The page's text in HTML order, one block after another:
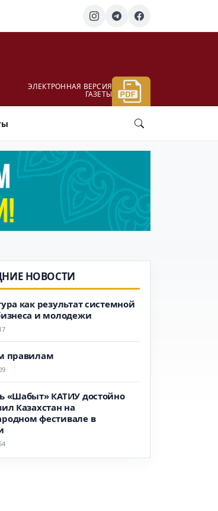
ЭЛЕКТРОННАЯ ВЕРСИЯ
ГАЗЕТЫ
НОВОСТИ
как результат системной
и молодежи
правилам
«Шабыт» КАТИУ достойно
Казахстан на
фестивале в